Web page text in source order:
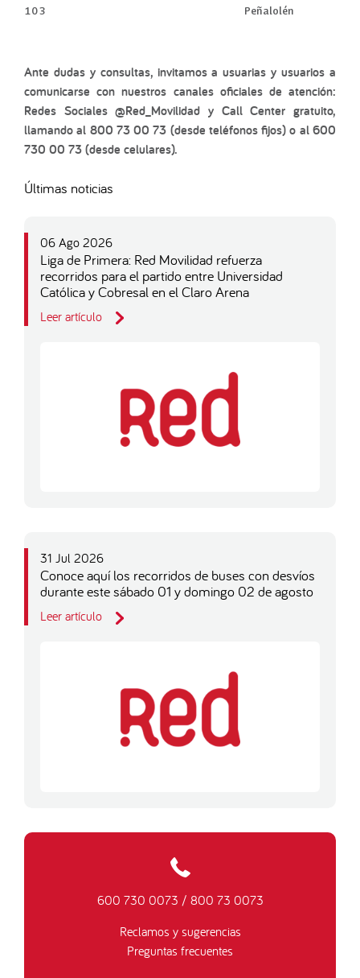
103 Peñalolén
Ante dudas y consultas, invitamos a usuarias y usuarios a
comunicarse con nuestros canales oficiales de atención:
Redes Sociales @Red_Movilidad y Call Center gratuito,
llamando al 800 73 00 73 (desde teléfonos fijos) o al 600
730 00 73 (desde celulares).
Últimas noticias
06 Ago 2026
Liga de Primera: Red Movilidad refuerza
recorridos para el partido entre Universidad
Católica y Cobresal en el Claro Arena
Leer artículo
31 Jul 2026
Conoce aquí los recorridos de buses con desvíos
durante este sábado 01 y domingo 02 de agosto
Leer artículo
600 730 0073 / 800 73 0073
Reclamos y sugerencias
Preguntas frecuentes